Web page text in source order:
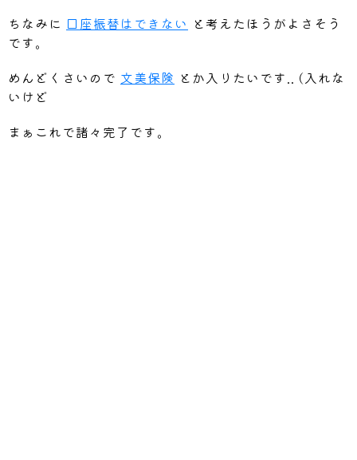
ちなみに 口座振替はできない と考えたほうがよさそう
です。
めんどくさいので 文美保険 とか入りたいです.. (入れな
いけど
まぁこれで諸々完了です。